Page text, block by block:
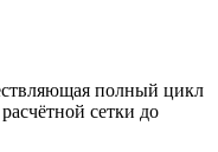
полный цикл
сетки до